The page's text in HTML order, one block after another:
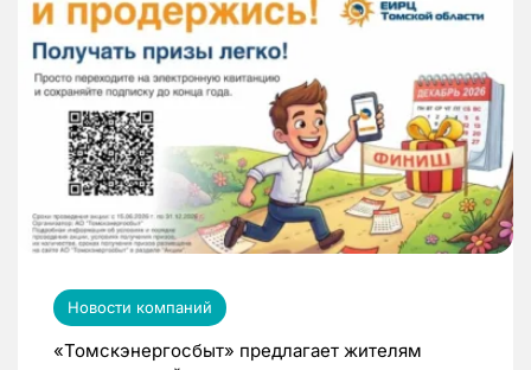
Новости компаний
«Томскэнергосбыт» предлагает жителям